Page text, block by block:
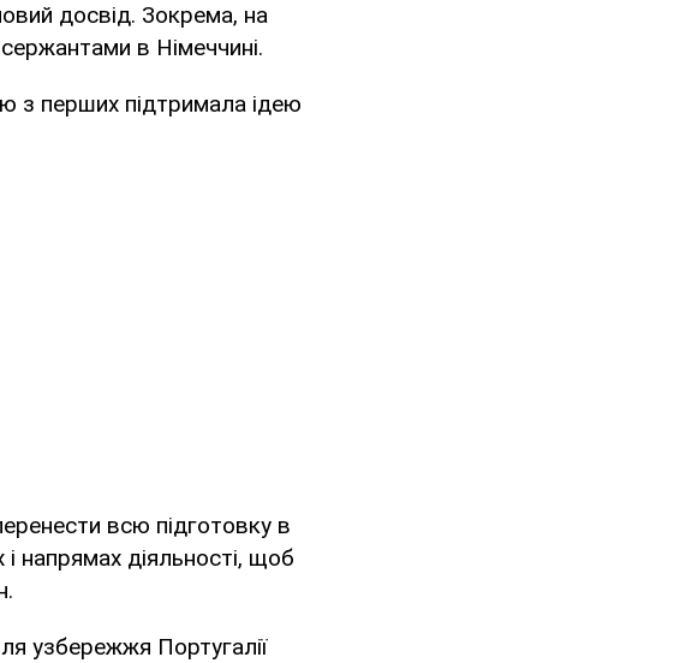
досвід. Зокрема, на
в Німеччині.
з перших підтримала ідею
всю підготовку в
напрямах діяльності, щоб
узбережжя Португалії